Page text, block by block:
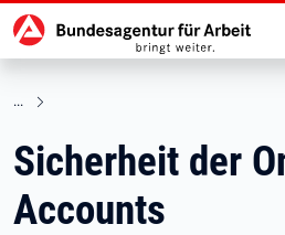
zu den Hauptinhalten springen
Hauptnavigation
Sicherheit der
Accounts